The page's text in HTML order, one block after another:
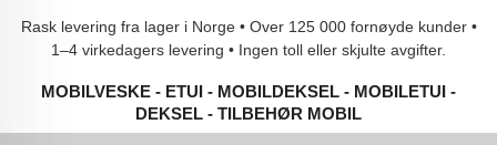
Rask levering fra lager i Norge • Over 125 000 fornøyde kunder •
1–4 virkedagers levering • Ingen toll eller skjulte avgifter.
MOBILVESKE - ETUI - MOBILDEKSEL - MOBILETUI -
DEKSEL - TILBEHØR MOBIL